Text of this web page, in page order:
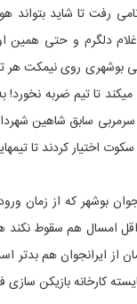
رفت تا شاید بتواند
دلگرم و حتی
بوشهری روی نیمکت
تا تیم ضربه نخورد!
سابق شاهین
اختیار کردند تا
بوشهر که از
امسال هم سقوط
کارخانه بازیکن